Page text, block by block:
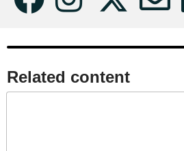
Related content​